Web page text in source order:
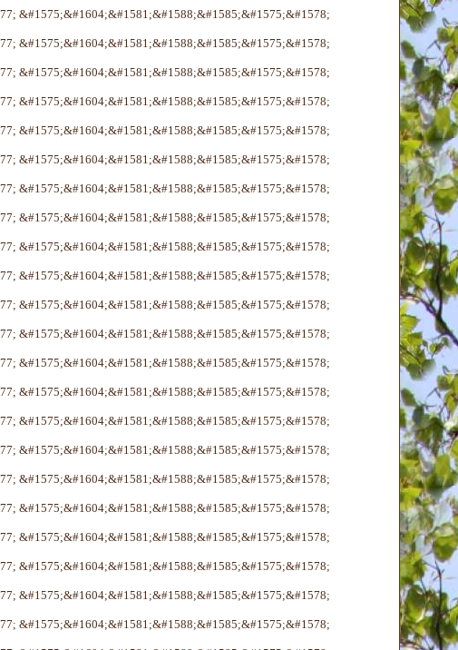
&#1575;&#1604;&#1581;&#1588;&#1585;&#1575;&#1578;
&#1575;&#1604;&#1581;&#1588;&#1585;&#1575;&#1578;
&#1575;&#1604;&#1581;&#1588;&#1585;&#1575;&#1578;
&#1575;&#1604;&#1581;&#1588;&#1585;&#1575;&#1578;
&#1575;&#1604;&#1581;&#1588;&#1585;&#1575;&#1578;
&#1575;&#1604;&#1581;&#1588;&#1585;&#1575;&#1578;
&#1575;&#1604;&#1581;&#1588;&#1585;&#1575;&#1578;
&#1575;&#1604;&#1581;&#1588;&#1585;&#1575;&#1578;
&#1575;&#1604;&#1581;&#1588;&#1585;&#1575;&#1578;
&#1575;&#1604;&#1581;&#1588;&#1585;&#1575;&#1578;
&#1575;&#1604;&#1581;&#1588;&#1585;&#1575;&#1578;
&#1575;&#1604;&#1581;&#1588;&#1585;&#1575;&#1578;
&#1575;&#1604;&#1581;&#1588;&#1585;&#1575;&#1578;
&#1575;&#1604;&#1581;&#1588;&#1585;&#1575;&#1578;
&#1575;&#1604;&#1581;&#1588;&#1585;&#1575;&#1578;
&#1575;&#1604;&#1581;&#1588;&#1585;&#1575;&#1578;
&#1575;&#1604;&#1581;&#1588;&#1585;&#1575;&#1578;
&#1575;&#1604;&#1581;&#1588;&#1585;&#1575;&#1578;
&#1575;&#1604;&#1581;&#1588;&#1585;&#1575;&#1578;
&#1575;&#1604;&#1581;&#1588;&#1585;&#1575;&#1578;
&#1575;&#1604;&#1581;&#1588;&#1585;&#1575;&#1578;
&#1575;&#1604;&#1581;&#1588;&#1585;&#1575;&#1578;